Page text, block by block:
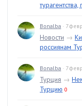
Bonalba · 7
Новости →
россиянам
Bonalba · 7
Турция →
Турцию 0